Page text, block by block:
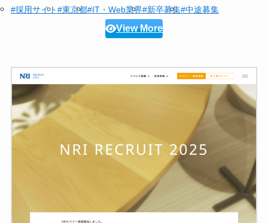
#採用サイト#東京都#IT・Web業界#新卒募集#中途募集
View More